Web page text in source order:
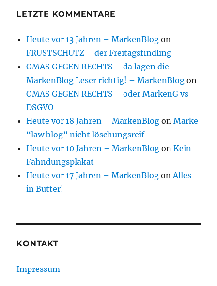
LETZTE KOMMENTARE
Heute vor 13 Jahren – MarkenBlog on
FRUSTSCHUTZ – der Freitagsfindling
OMAS GEGEN RECHTS – da lagen die
MarkenBlog Leser richtig! – MarkenBlog on
OMAS GEGEN RECHTS – oder MarkenG vs
DSGVO
Heute vor 18 Jahren – MarkenBlog onMarke
“law blog” nicht löschungsreif
Heute vor 10 Jahren – MarkenBlog onKein
Fahndungsplakat
Heute vor 17 Jahren – MarkenBlog onAlles
in Butter!
KONTAKT
Impressum